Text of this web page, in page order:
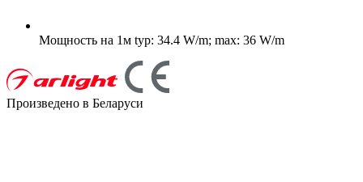
Мощность на 1м typ: 34.4 W/m; max: 36 W/m
Произведено в Беларуси